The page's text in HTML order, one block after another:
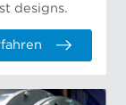
designs.